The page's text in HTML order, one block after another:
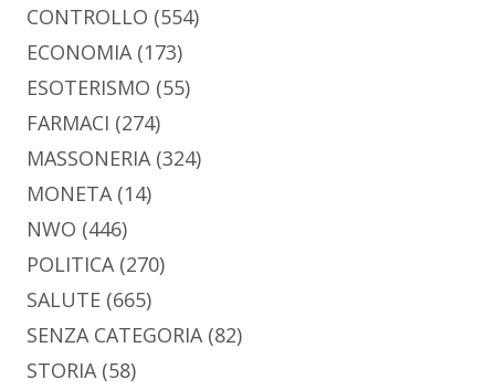
CONTROLLO (554)
ECONOMIA(173)
ESOTERISMO (55)
FARMACI (274)
MASSONERIA(324)
MONETA(14)
NWO (446)
POLITICA(270)
SALUTE (665)
SENZA CATEGORIA(82)
STORIA(58)